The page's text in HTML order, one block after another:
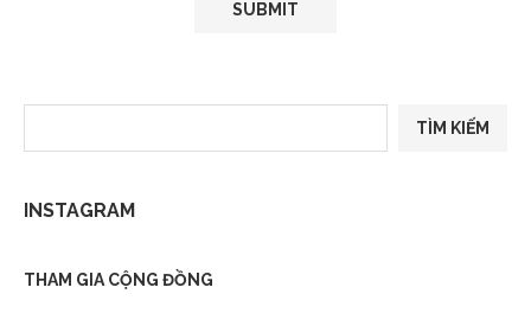
TÌM KIẾM
INSTAGRAM
THAM GIA CỘNG ĐỒNG